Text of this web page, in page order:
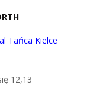
Tańca Kielce
12,13